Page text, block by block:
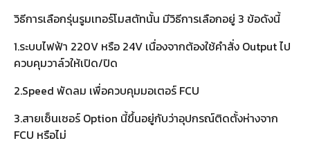
วิธีการเลือกรุ่นรูมเทอร์โมสตัทนั้น มีวิธีการเลือกอยู่ 3 ข้อดังนี้
1.ระบบไฟฟ้า 220V หรือ 24V เนื่องจากต้องใช้คำสั่ง Output ไป
ควบคุมวาล์วให้เปิด/ปิด
2.Speed พัดลม เพื่อควบคุมมอเตอร์ FCU
3.สายเซ็นเซอร์ Option นี้ขึ้นอยู่กับว่าอุปกรณ์ติดตั้งห่างจาก
FCU หรือไม่